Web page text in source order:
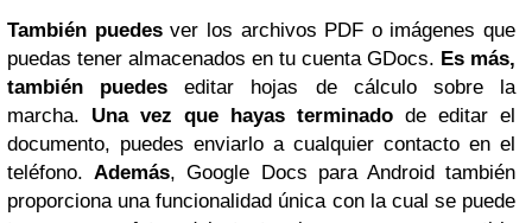
También puedesver los archivos PDF o imágenes que
puedas tener almacenados en tu cuenta GDocs. Es más,
también puedes editar hojas de cálculo sobre la
marcha. Una vez que hayas terminado de editar el
documento, puedes enviarlo a cualquier contacto en el
teléfono.Además, Google Docs para Android también
proporciona una funcionalidad única con la cual se puede